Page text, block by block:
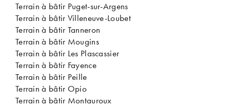
Terrain à bâtir Puget-sur-Argens
Terrain à bâtir Villeneuve-Loubet
Terrain à bâtir Tanneron
Terrain à bâtir Mougins
Terrain à bâtir Les Plascassier
Terrain à bâtir Fayence
Terrain à bâtir Peille
Terrain à bâtir Opio
Terrain à bâtir Montauroux